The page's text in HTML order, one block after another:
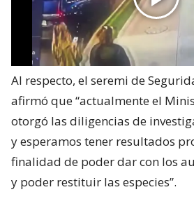
Al respecto, el seremi de
afirmó que “actualmente el
otorgó las diligencias de
y esperamos tener resultados
finalidad de poder dar con los
y poder restituir las especies”.